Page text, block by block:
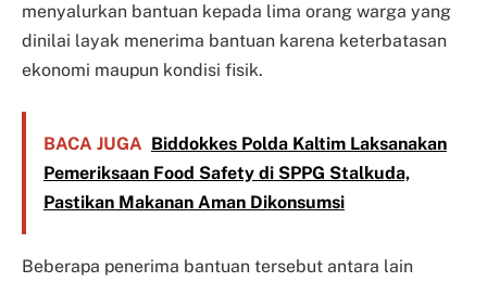
menyalurkan bantuan kepada lima orang warga yang
dinilai layak menerima bantuan karena keterbatasan
ekonomi maupun kondisi fisik.
BACA JUGA Biddokkes Polda Kaltim Laksanakan
Pemeriksaan Food Safety di SPPG Stalkuda,
Pastikan Makanan Aman Dikonsumsi
Beberapa penerima bantuan tersebut antara lain